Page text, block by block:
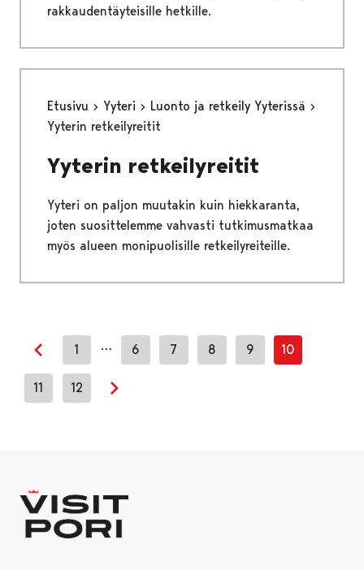
rakkaudentäyteisille hetkille.
Etusivu Yyteri
Luonto ja retkeily Yyterissä
Yyterin retkeilyreitit
Yyterin retkeilyreitit
Yyteri on paljon muutakin kuin hiekkaranta,
joten suosittelemme vahvasti tutkimusmatkaa
myös alueen monipuolisille retkeilyreiteille.
Previous page
1 … 6 7 8 9 10
11 12